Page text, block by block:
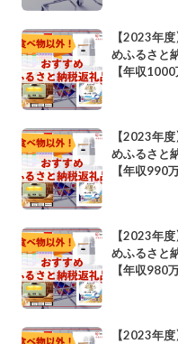
【2023年
めふるさと
【年収1000
【2023年
めふるさと
【年収990
【2023年
めふるさと
【年収980
【2023年